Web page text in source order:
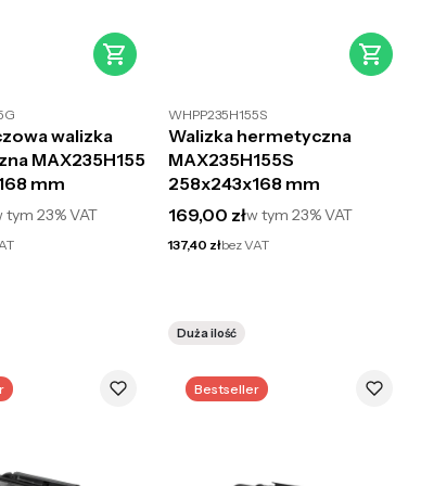
walizka
MAX235H155
mm
tym 23%VAT
WHPP235H155S
Walizka hermetyczna
MAX235H155S
258x243x168 mm
Cena brutto
169,00 złw tym23%VAT
Cena netto
137,40 złbez VAT
Duża ilość
Bestseller